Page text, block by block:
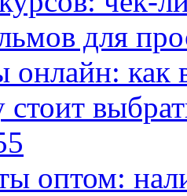
для
как
оптом: